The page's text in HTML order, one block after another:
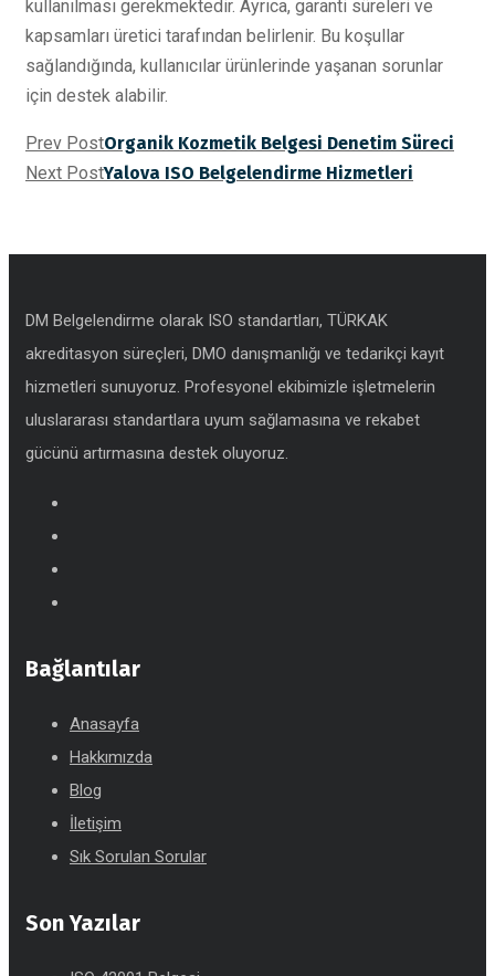
kullanılması gerekmektedir. Ayrıca, garanti süreleri ve
kapsamları üretici tarafından belirlenir. Bu koşullar
sağlandığında, kullanıcılar ürünlerinde yaşanan sorunlar
için destek alabilir.
Prev PostOrganik Kozmetik Belgesi Denetim Süreci
Next PostYalova ISO Belgelendirme Hizmetleri
DM Belgelendirme olarak ISO standartları, TÜRKAK
akreditasyon süreçleri, DMO danışmanlığı ve tedarikçi kayıt
hizmetleri sunuyoruz. Profesyonel ekibimizle işletmelerin
uluslararası standartlara uyum sağlamasına ve rekabet
gücünü artırmasına destek oluyoruz.
Bağlantılar
Anasayfa
Hakkımızda
Blog
İletişim
Sık Sorulan Sorular
Son Yazılar